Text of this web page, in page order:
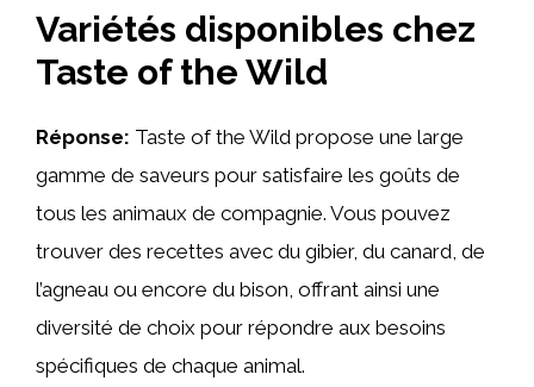
Variétés disponibles chez
Taste of the Wild
Réponse: Taste of the Wild propose une large
gamme de saveurs pour satisfaire les goûts de
tous les animaux de compagnie. Vous pouvez
trouver des recettes avec du gibier, du canard, de
l’agneau ou encore du bison, offrant ainsi une
diversité de choix pour répondre aux besoins
spécifiques de chaque animal.